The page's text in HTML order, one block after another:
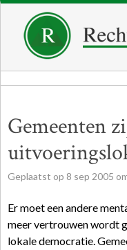
Gemeenten
Geplaatst op 8 sep 2005
Er moet een andere
meer vertrouwen wordt
lokale democratie.